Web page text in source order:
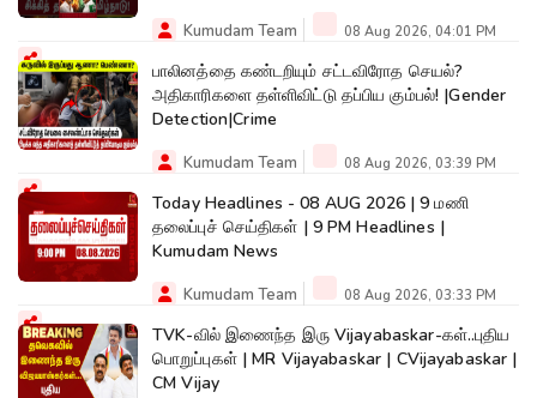
Kumudam Team 08 Aug 2026, 04:01 PM
பாலினத்தை கண்டறியும் சட்டவிரோத செயல்?
அதிகாரிகளை தள்ளிவிட்டு தப்பிய கும்பல்! |Gender
Detection|Crime
Kumudam Team 08 Aug 2026, 03:39 PM
Today Headlines - 08 AUG 2026 | 9 மணி
தலைப்புச் செய்திகள் | 9 PM Headlines |
Kumudam News
Kumudam Team 08 Aug 2026, 03:33 PM
TVK-வில் இணைந்த இரு Vijayabaskar-கள்..புதிய
பொறுப்புகள் | MR Vijayabaskar | CVijayabaskar |
CM Vijay